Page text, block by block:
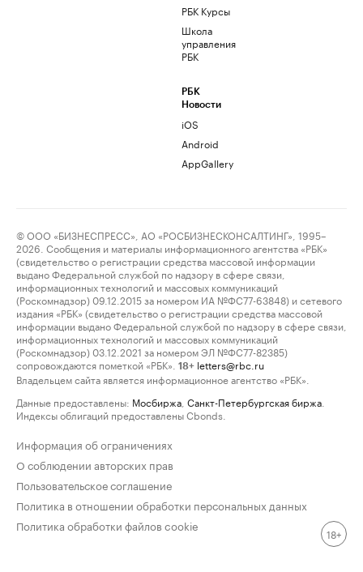
РБК Курсы
Школа
управления
РБК
РБК
Новости
iOS
Android
AppGallery
© ООО «БИЗНЕСПРЕСС», АО «РОСБИЗНЕСКОНСАЛТИНГ», 1995–
2026. Сообщения и материалы информационного агентства «РБК»
(свидетельство о регистрации средства массовой информации
выдано Федеральной службой по надзору в сфере связи,
информационных технологий и массовых коммуникаций
(Роскомнадзор) 09.12.2015 за номером ИА №ФС77-63848) и сетевого
издания «РБК» (свидетельство о регистрации средства массовой
информации выдано Федеральной службой по надзору в сфере связи,
информационных технологий и массовых коммуникаций
(Роскомнадзор) 03.12.2021 за номером ЭЛ №ФС77-82385)
сопровождаются пометкой «РБК».
18+ letters@rbc.ru
Владельцем сайта является информационное агентство «РБК».
Данные предоставлены: Мосбиржа Санкт-Петербургская биржа
Индексы облигаций предоставлены Cbonds.
Информация об ограничениях
О соблюдении авторских прав
Пользовательское соглашение
Политика в отношении обработки персональных данных
Политика обработки файлов cookie
18+